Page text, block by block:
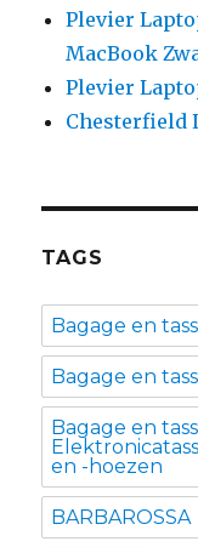
Plevier
MacBook
Plevier
Chesterfield
TAGS
Bagage en
Bagage en
Bagage en
en -hoezen
BARBAROSSA